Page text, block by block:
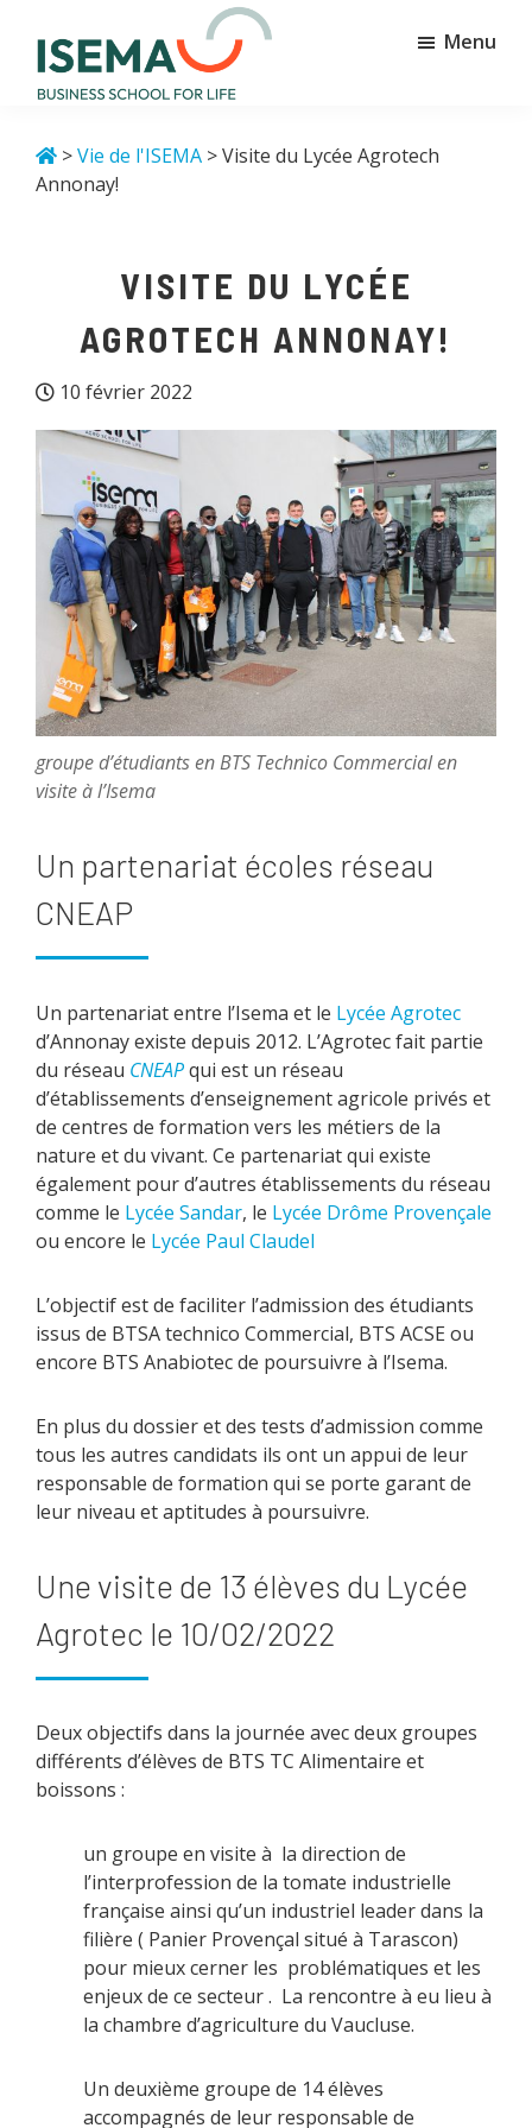
contenu
principal
pied
school
for
life
Menu
>Vie de l'ISEMA > Visite du Lycée Agrotech
Annonay!
VISITE DU LYCÉE
AGROTECH ANNONAY!
10 février 2022
groupe d’étudiants en BTS Technico Commercial en
visite à l’Isema
Un partenariat écoles réseau
CNEAP
Un partenariat entre l’Isema et le Lycée Agrotec
d’Annonay existe depuis 2012. L’Agrotec fait partie
du réseau CNEAPqui est un réseau
d’établissements d’enseignement agricole privés et
de centres de formation vers les métiers de la
nature et du vivant. Ce partenariat qui existe
également pour d’autres établissements du réseau
comme le Lycée Sandar, le Lycée Drôme Provençale
ou encore le Lycée Paul Claudel
L’objectif est de faciliter l’admission des étudiants
issus de BTSA technico Commercial, BTS ACSE ou
encore BTS Anabiotec de poursuivre à l’Isema.
En plus du dossier et des tests d’admission comme
tous les autres candidats ils ont un appui de leur
responsable de formation qui se porte garant de
leur niveau et aptitudes à poursuivre.
Une visite de 13 élèves du Lycée
Agrotec le 10/02/2022
Deux objectifs dans la journée avec deux groupes
différents d’élèves de BTS TC Alimentaire et
boissons :
un groupe en visite à la direction de
l’interprofession de la tomate industrielle
française ainsi qu’un industriel leader dans la
filière ( Panier Provençal situé à Tarascon)
pour mieux cerner les problématiques et les
enjeux de ce secteur . La rencontre à eu lieu à
la chambre d’agriculture du Vaucluse.
Un deuxième groupe de 14 élèves
accompagnés de leur responsable de